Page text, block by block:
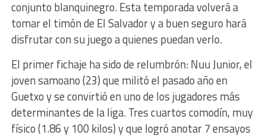
conjunto blanquinegro. Esta temporada volverá a
tomar el timón de El Salvador y a buen seguro hará
disfrutar con su juego a quienes puedan verlo.
El primer fichaje ha sido de relumbrón: Nuu Junior, el
joven samoano (23) que militó el pasado año en
Guetxo y se convirtió en uno de los jugadores más
determinantes de la liga. Tres cuartos comodín, muy
físico (1.86 y 100 kilos) y que logró anotar 7 ensayos